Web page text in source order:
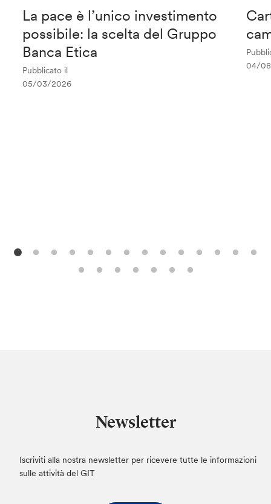
La pace è l’unico investimento
possibile: la scelta del Gruppo
Banca Etica
Pubblicato il
05/03/2026
04/
Newsletter
Iscriviti alla nostra newsletter per ricevere tutte le informazioni
sulle attività del GIT